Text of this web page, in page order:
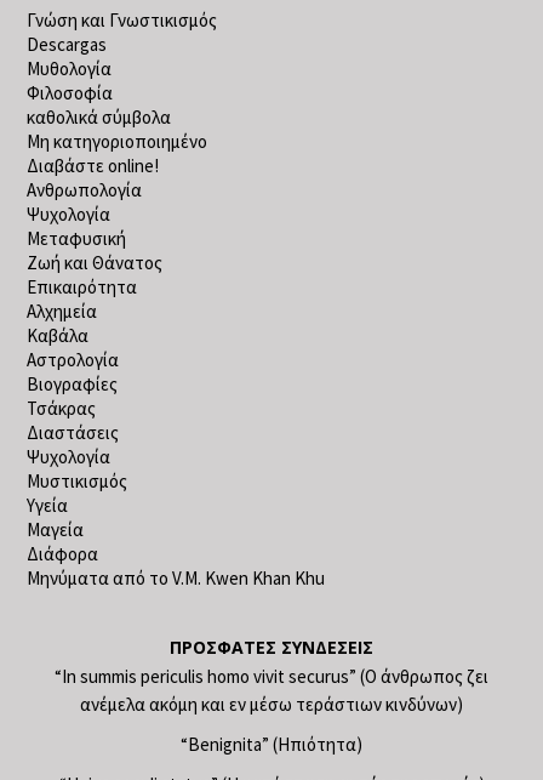
Γνώση και Γνωστικισμός
Descargas
Μυθολογία
Φιλοσοφία
καθολικά σύμβολα
Μη κατηγοριοποιημένο
Διαβάστε online!
Ανθρωπολογία
Ψυχολογία
Μεταφυσική
Ζωή και Θάνατος
Επικαιρότητα
Αλχημεία
Καβάλα
Αστρολογία
Βιογραφίες
Τσάκρας
Διαστάσεις
Ψυχολογία
Μυστικισμός
Υγεία
Μαγεία
Διάφορα
Μηνύματα από το V.M. Kwen Khan Khu
ΠΡΌΣΦΑΤΕΣ ΣΥΝΔΈΣΕΙΣ
“In summis periculis homo vivit securus” (Ο άνθρωπος ζει
ανέμελα ακόμη και εν μέσω τεράστιων κινδύνων)
“Benignita” (Ηπιότητα)